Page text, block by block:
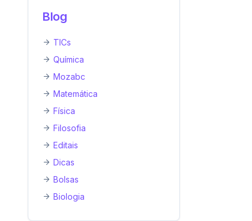
Blog
TICs
Química
Mozabc
Matemática
Física
Filosofia
Editais
Dicas
Bolsas
Biologia